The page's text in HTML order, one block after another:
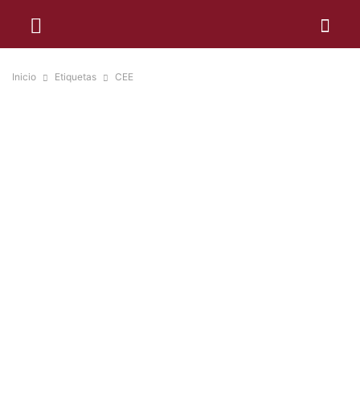
Inicio Etiquetas CEE